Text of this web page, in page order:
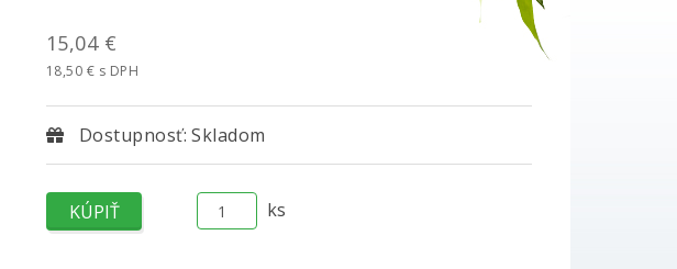
15,04 €
18,50 € s DPH
Dostupnosť: Skladom
ks